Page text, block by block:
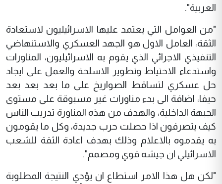
العربية".
"من العوامل التي يعتمد عليها الاسرائيليون لاستعادة
الثقة، العامل الاول هو الجهد العسكري والاستنهاضي
التنفيذي الاجرائي الذي يقوم به الاسرائيليون، المناورات
واستدعاء الاحتياط وتطوير الاسلحة والعمل على ايجاد
حل عسكري لتساقط الصواريخ على ما بعد بعد بعد
حيفا، اضافة الى بدء مناورات غير مسبوقة على مستوى
الجبهة الداخلية، والهدف من هذه المناورة تدريب الناس
كيف يتصرفون اذا حصلت حرب جديدة، وكل ما يقومون
به يقدموه بالاعلام وذلك بهدف اعادة الثقة للشعب
الاسرائيلي ان جيشه قوي ومصمم".
"لكن هل هذا الامر استطاع ان يؤدي النتيجة المطلوبة